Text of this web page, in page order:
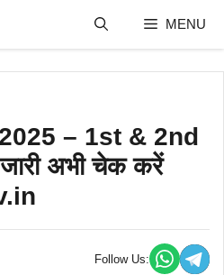
MENU
– 1st & 2nd
अभी चेक करें
Follow Us: